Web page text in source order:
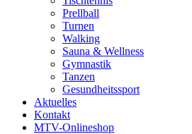
Prellball
Turnen
Walking
Sauna & Wellness
Gymnastik
Tanzen
Gesundheitssport
Aktuelles
Kontakt
MTV-Onlineshop